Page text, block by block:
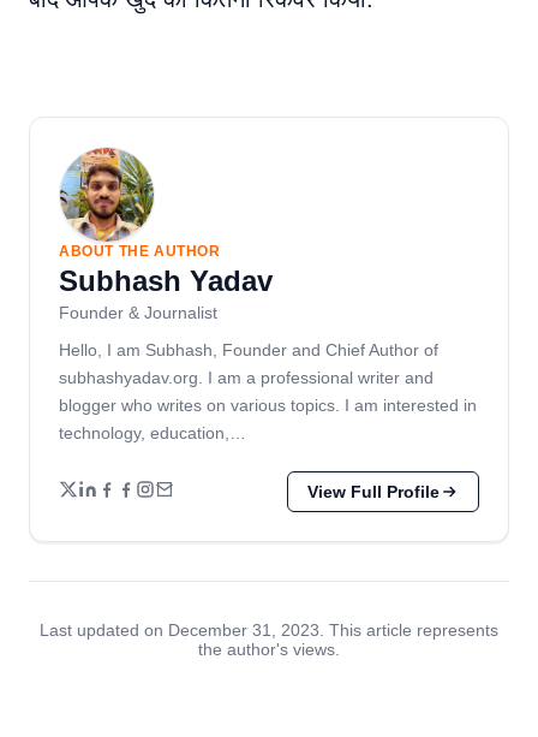
ABOUT THE AUTHOR
Subhash Yadav
Founder & Journalist
Hello, I am Subhash, Founder and Chief Author of
subhashyadav.org. I am a professional writer and
blogger who writes on various topics. I am interested in
technology, education,…
View Full Profile
Last updated on December 31, 2023. This article represents
the author's views.